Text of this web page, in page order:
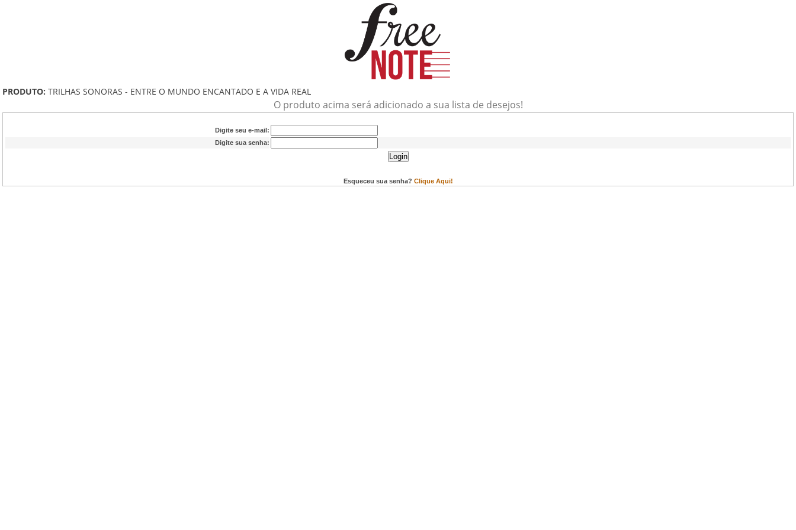
PRODUTO: TRILHAS SONORAS - ENTRE O MUNDO ENCANTADO E A VIDA REAL
O produto acima será adicionado a sua lista de desejos!
Digite seu e-mail:
Digite sua senha:
Login
Esqueceu sua senha? Clique Aqui!